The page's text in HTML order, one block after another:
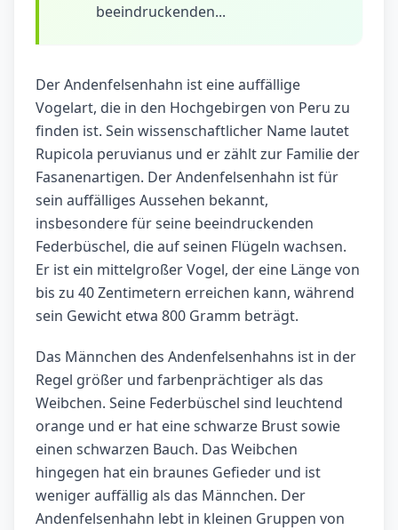
beeindruckenden...
Der Andenfelsenhahn ist eine auffällige
Vogelart, die in den Hochgebirgen von Peru zu
finden ist. Sein wissenschaftlicher Name lautet
Rupicola peruvianus und er zählt zur Familie der
Fasanenartigen. Der Andenfelsenhahn ist für
sein auffälliges Aussehen bekannt,
insbesondere für seine beeindruckenden
Federbüschel, die auf seinen Flügeln wachsen.
Er ist ein mittelgroßer Vogel, der eine Länge von
bis zu 40 Zentimetern erreichen kann, während
sein Gewicht etwa 800 Gramm beträgt.
Das Männchen des Andenfelsenhahns ist in der
Regel größer und farbenprächtiger als das
Weibchen. Seine Federbüschel sind leuchtend
orange und er hat eine schwarze Brust sowie
einen schwarzen Bauch. Das Weibchen
hingegen hat ein braunes Gefieder und ist
weniger auffällig als das Männchen. Der
Andenfelsenhahn lebt in kleinen Gruppen von